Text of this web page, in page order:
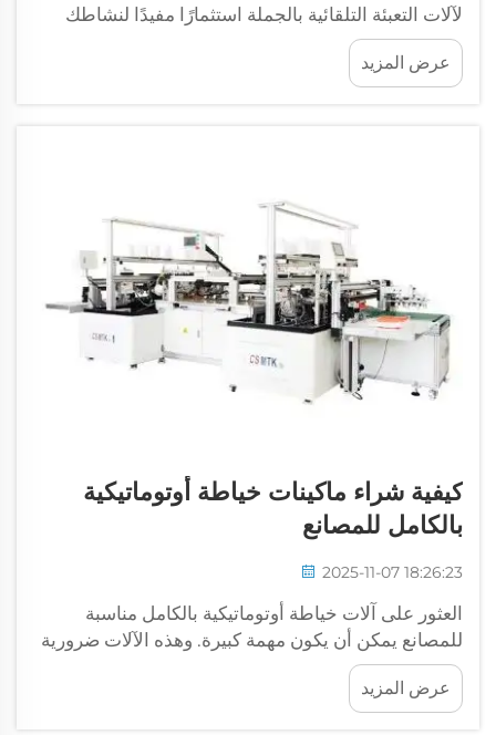
لآلات التعبئة التلقائية بالجملة استثمارًا مفيدًا لنشاطك
التجاري الذي يسعى إلى تحسين كفاءة عملية التغليف
وسرعة إنجازها. ومع ذلك، نظرًا لتعدد الخيارات المتاحة...
عرض المزيد
كيفية شراء ماكينات خياطة أوتوماتيكية
بالكامل للمصانع
2025-11-07 18:26:23
العثور على آلات خياطة أوتوماتيكية بالكامل مناسبة
للمصانع يمكن أن يكون مهمة كبيرة. وهذه الآلات ضرورية
متخصصة في توفير أفضل آلات الخياطة لمساعدة
المصانع على التشغيل السلس. وعندما تستخدم المصانع
عرض المزيد